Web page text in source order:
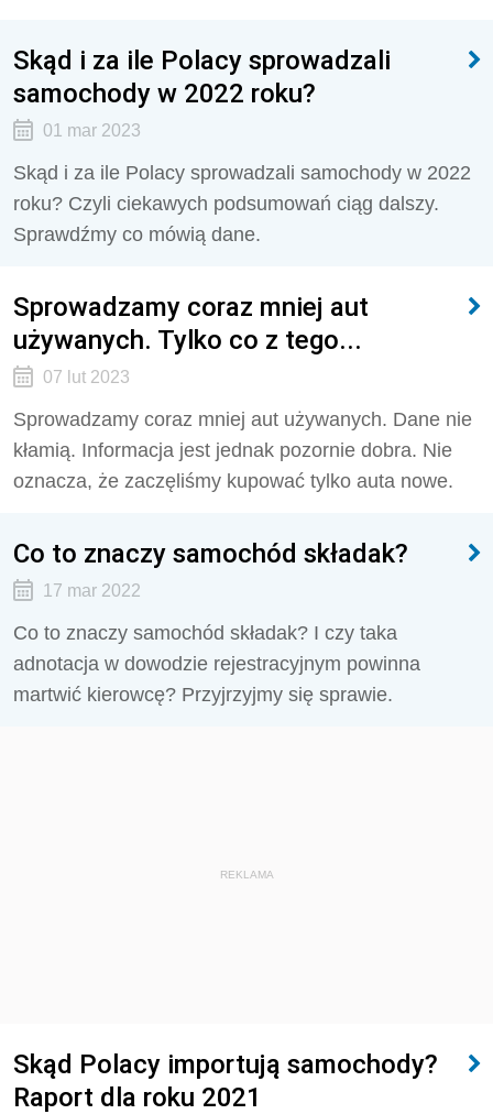
Skąd i za ile Polacy sprowadzali
samochody w 2022 roku?
01 mar 2023
Skąd i za ile Polacy sprowadzali samochody w 2022
roku? Czyli ciekawych podsumowań ciąg dalszy.
Sprawdźmy co mówią dane.
Sprowadzamy coraz mniej aut
używanych. Tylko co z tego...
07 lut 2023
Sprowadzamy coraz mniej aut używanych. Dane nie
kłamią. Informacja jest jednak pozornie dobra. Nie
oznacza, że zaczęliśmy kupować tylko auta nowe.
Co to znaczy samochód składak?
17 mar 2022
Co to znaczy samochód składak? I czy taka
adnotacja w dowodzie rejestracyjnym powinna
martwić kierowcę? Przyjrzyjmy się sprawie.
REKLAMA
Skąd Polacy importują samochody?
Raport dla roku 2021